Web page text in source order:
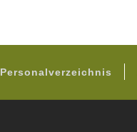
Personalverzeichnis